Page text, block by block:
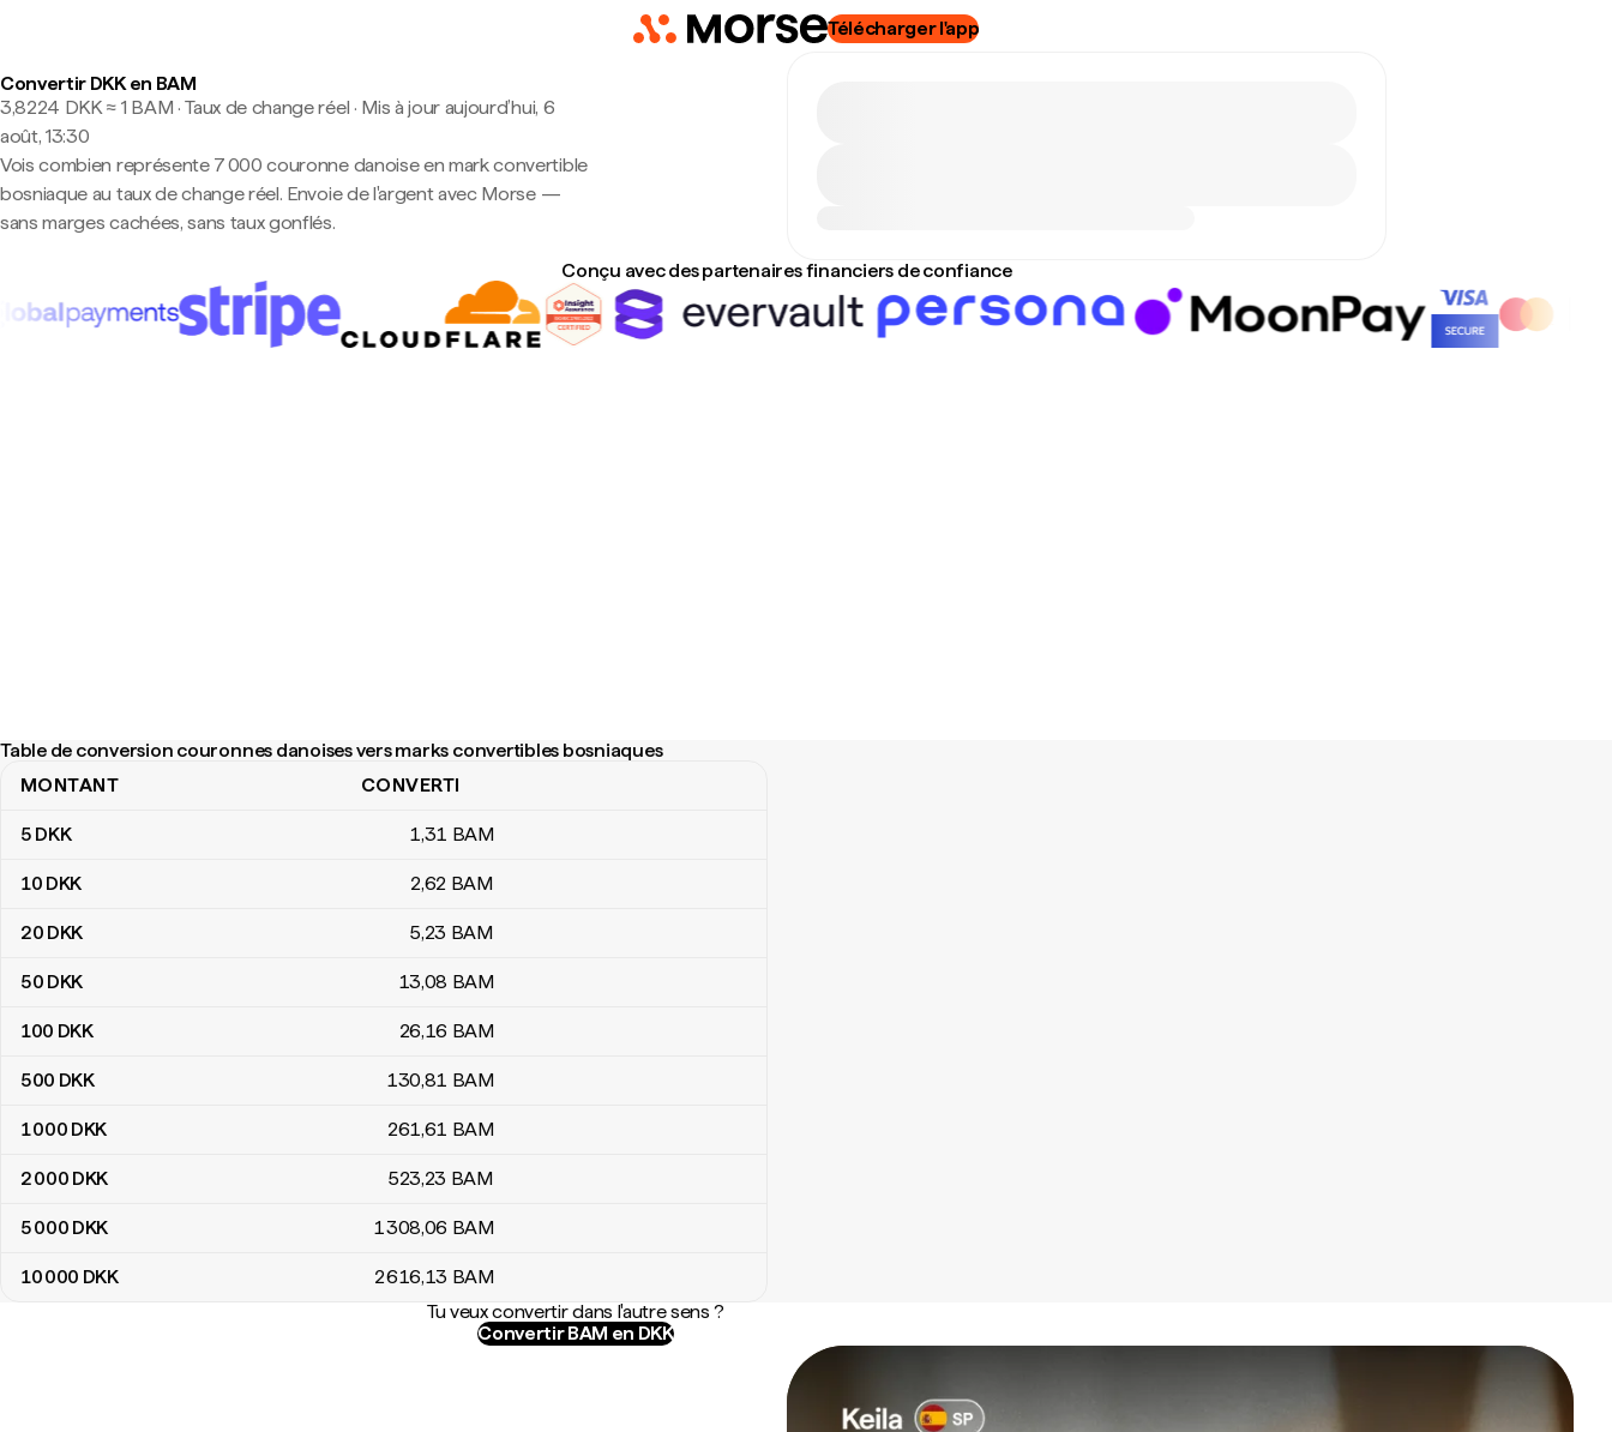
Télécharger l'app
Convertir DKK en BAM
3,8224 DKK ≈ 1 BAM · Taux de change réel · Mis à jour aujourd’hui, 6
août, 13:30
Vois combien représente 7 000 couronne danoise en mark convertible
bosniaque au taux de change réel. Envoie de l'argent avec Morse —
sans marges cachées, sans taux gonflés.
Conçu avec des partenaires financiers de confiance
Table de conversion couronnes danoises vers marks convertibles bosniaques
Table de conversion couronnes danoises vers marks convertibles bosniaques
MONTANT CONVERTI
5 DKK 1,31 BAM
10 DKK 2,62 BAM
20 DKK 5,23 BAM
50 DKK 13,08 BAM
100 DKK 26,16 BAM
500 DKK 130,81 BAM
1 000 DKK 261,61 BAM
2 000 DKK 523,23 BAM
5 000 DKK 1 308,06 BAM
10 000 DKK 2 616,13 BAM
Tu veux convertir dans l'autre sens ?
Convertir BAM en DKK